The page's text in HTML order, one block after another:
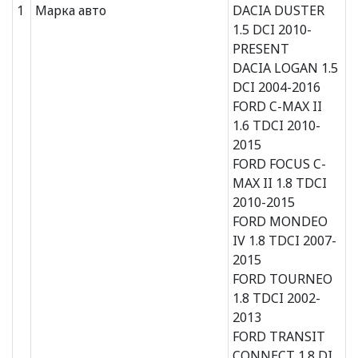
1
Марка авто
DACIA DUSTER
1.5 DCI 2010-
PRESENT
DACIA LOGAN 1.5
DCI 2004-2016
FORD C-MAX II
1.6 TDCI 2010-
2015
FORD FOCUS C-
MAX II 1.8 TDCI
2010-2015
FORD MONDEO
IV 1.8 TDCI 2007-
2015
FORD TOURNEO
1.8 TDCI 2002-
2013
FORD TRANSIT